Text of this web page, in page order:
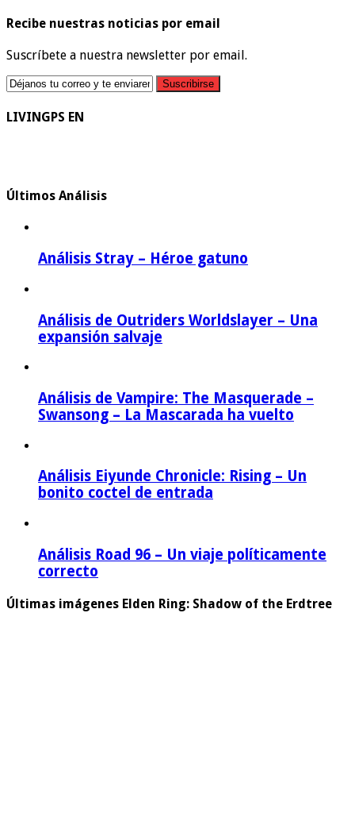
Recibe nuestras noticias por email
Suscríbete a nuestra newsletter por email.
LIVINGPS EN
Últimos Análisis
Análisis Stray – Héroe gatuno
Análisis de Outriders Worldslayer – Una
expansión salvaje
Análisis de Vampire: The Masquerade –
Swansong – La Mascarada ha vuelto
Análisis Eiyunde Chronicle: Rising – Un
bonito coctel de entrada
Análisis Road 96 – Un viaje políticamente
correcto
Últimas imágenes Elden Ring: Shadow of the Erdtree